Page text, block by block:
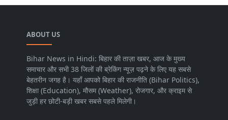
ABOUT US
Bihar News in Hindi: बिहार की ताज़ा खबर, आज के मुख्य
समाचार और सभी 38 जिलों की ब्रेकिंग न्यूज़ पढ़ने के लिए यह सबसे
बेहतरीन जगह है। यहाँ आपको बिहार की राजनीति (Bihar Politics),
शिक्षा (Education), मौसम (Weather), रोजगार, और क्राइम से
जुड़ी हर छोटी-बड़ी खबर सबसे पहले मिलेगी।